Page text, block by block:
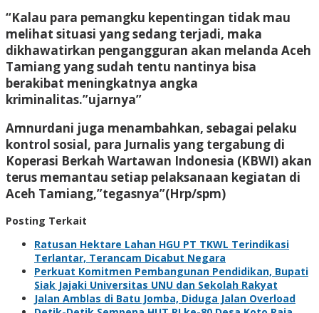
“Kalau para pemangku kepentingan tidak mau
melihat situasi yang sedang terjadi, maka
dikhawatirkan pengangguran akan melanda Aceh
Tamiang yang sudah tentu nantinya bisa
berakibat meningkatnya angka
kriminalitas.”ujarnya”
Amnurdani juga menambahkan, sebagai pelaku
kontrol sosial, para Jurnalis yang tergabung di
Koperasi Berkah Wartawan Indonesia (KBWI) akan
terus memantau setiap pelaksanaan kegiatan di
Aceh Tamiang,”tegasnya”(Hrp/spm)
Posting Terkait
Ratusan Hektare Lahan HGU PT TKWL Terindikasi
Terlantar, Terancam Dicabut Negara
Perkuat Komitmen Pembangunan Pendidikan, Bupati
Siak Jajaki Universitas UNU dan Sekolah Rakyat
Jalan Amblas di Batu Jomba, Diduga Jalan Overload